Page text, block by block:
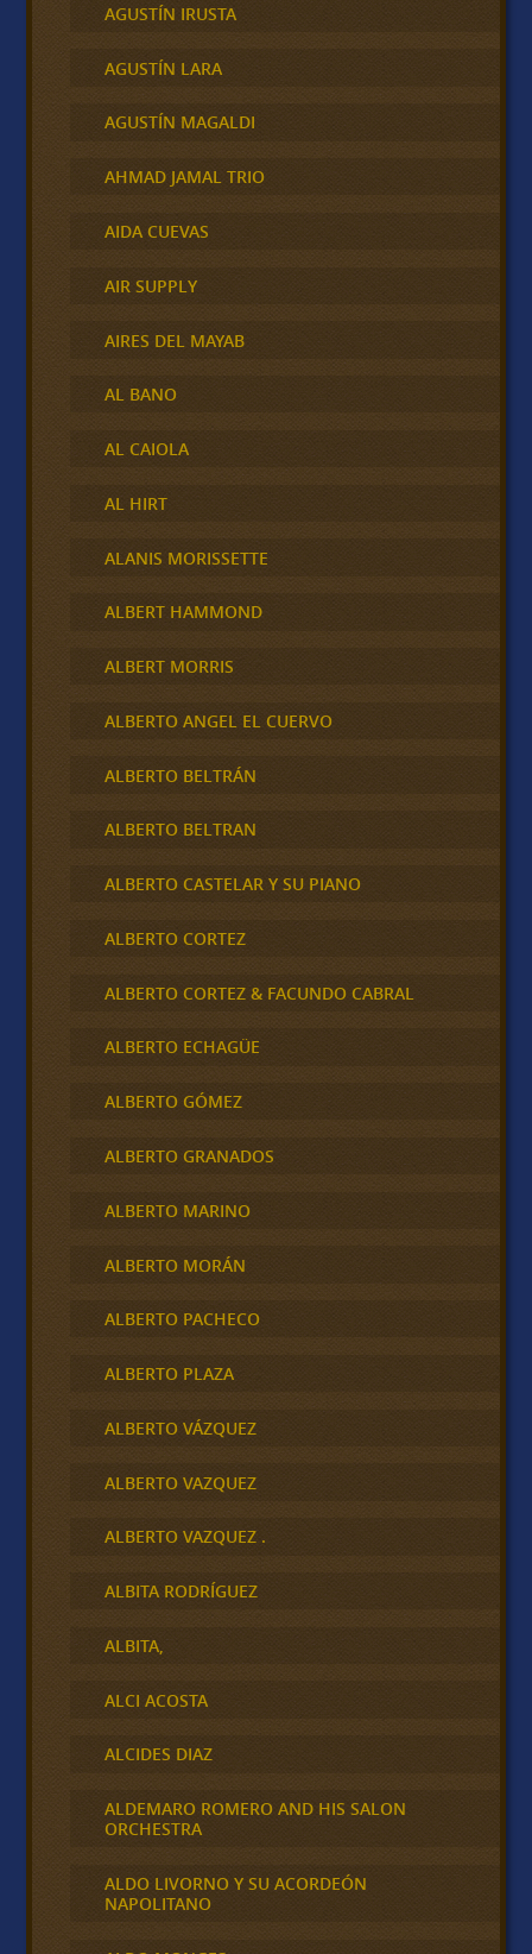
AGUSTÍN IRUSTA
AGUSTÍN LARA
AGUSTÍN MAGALDI
AHMAD JAMAL TRIO
AIDA CUEVAS
AIR SUPPLY
AIRES DEL MAYAB
AL BANO
AL CAIOLA
AL HIRT
ALANIS MORISSETTE
ALBERT HAMMOND
ALBERT MORRIS
ALBERTO ANGEL EL CUERVO
ALBERTO BELTRÁN
ALBERTO BELTRAN
ALBERTO CASTELAR Y SU PIANO
ALBERTO CORTEZ
ALBERTO CORTEZ & FACUNDO CABRAL
ALBERTO ECHAGÜE
ALBERTO GÓMEZ
ALBERTO GRANADOS
ALBERTO MARINO
ALBERTO MORÁN
ALBERTO PACHECO
ALBERTO PLAZA
ALBERTO VÁZQUEZ
ALBERTO VAZQUEZ
ALBERTO VAZQUEZ .
ALBITA RODRÍGUEZ
ALBITA,
ALCI ACOSTA
ALCIDES DIAZ
ALDEMARO ROMERO AND HIS SALON
ORCHESTRA
ALDO LIVORNO Y SU ACORDEÓN
NAPOLITANO